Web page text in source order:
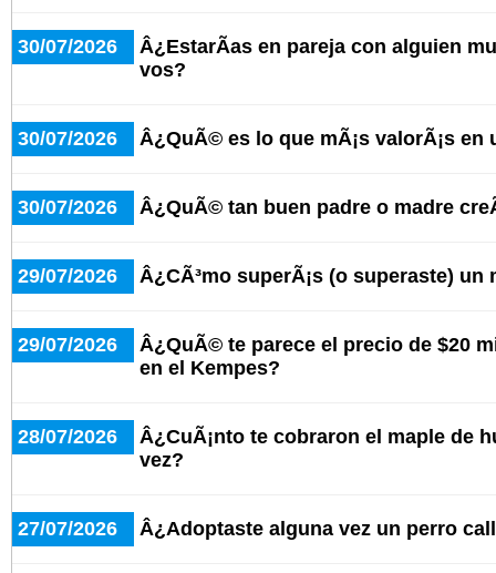
30/07/2026
Â¿EstarÃ­as en pareja con alguien
vos?
30/07/2026 Â¿QuÃ© es lo que mÃ¡s valorÃ¡s en
30/07/2026 Â¿QuÃ© tan buen padre o madre
29/07/2026 Â¿CÃ³mo superÃ¡s (o superaste) un
29/07/2026
Â¿QuÃ© te parece el precio de $20
en el Kempes?
28/07/2026
Â¿CuÃ¡nto te cobraron el maple de
vez?
27/07/2026 Â¿Adoptaste alguna vez un perro